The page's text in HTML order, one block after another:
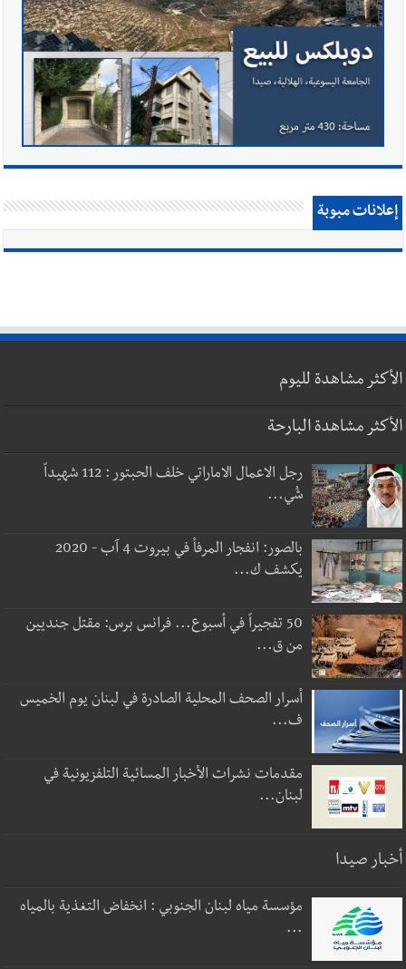
إعلانات مبوبة
الأكثر مشاهدة لليوم
الأكثر مشاهدة البارحة
رجل الاعمال الاماراتي خلف الحبتور : 112 شهيداً
شُي...
بالصور: انفجار المرفأ في بيروت 4 آب - 2020
يكشف ك...
50 تفجيراً في أسبوع... فرانس برس: مقتل جنديين
من ق...
أسرار الصحف المحلية الصادرة في لبنان يوم الخميس
ف...
مقدمات نشرات الأخبار المسائية التلفزيونية في
لبنان...
أخبار صيدا
مؤسسة مياه لبنان الجنوبي : انخفاض التغذية بالمياه
...